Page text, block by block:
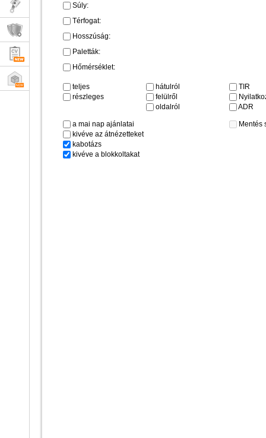
Súly:
Térfogat:
Hosszúság:
Paletták:
Hőmérséklet:
teljes
részleges
hátulról
felülről
oldalról
TIR
ADR
a mai nap ajánlatai
kivéve az átnézetteket
kabotázs
kivéve a blokkoltakat
Mentés